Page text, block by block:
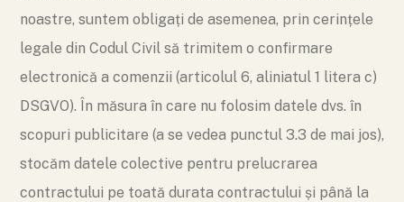
noastre, suntem obligați de asemenea, prin cerințele
legale din Codul Civil să trimitem o confirmare
electronică a comenzii (articolul 6, aliniatul 1 litera c)
DSGVO). În măsura în care nu folosim datele dvs. în
scopuri publicitare (a se vedea punctul 3.3 de mai jos),
stocăm datele colective pentru prelucrarea
contractului pe toată durata contractului și până la